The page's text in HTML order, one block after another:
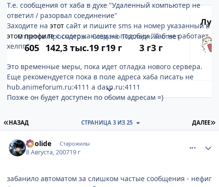
Т.е. сообщения от хаба в духе "Удаленный компьютер не
ответил / разорвал соединение"
Заходите на этот сайт и пишите sms на номер указанный в
этом профилес содержанием на подобии "Хаб не работает,
хелпп"
Это временные меры, пока идет отладка нового сервера.
Еще рекомендуется пока в поле адреса хаба писать не
hub.animeforum.ru:4111 а dasp.ru:4111
Позже он будет доступен по обоим адресам =)
P.S.
хабе? ни одного ника нет или это тоже баг?
Ответов
605
Просмотры
142,3 тыс.
Создано
19 г19 г
Последний ответ
3 г3 г
Развернуть обзор темы
ПЕРВАЯ СТРАНИЦА
НАЗАД ДАЛЕЕ
СТРАНИЦА 3 ИЗ 25
Aeolide Старожилы
8 Августа, 200719 г
забанило автоматом за слишком частые сообщения - нефиг